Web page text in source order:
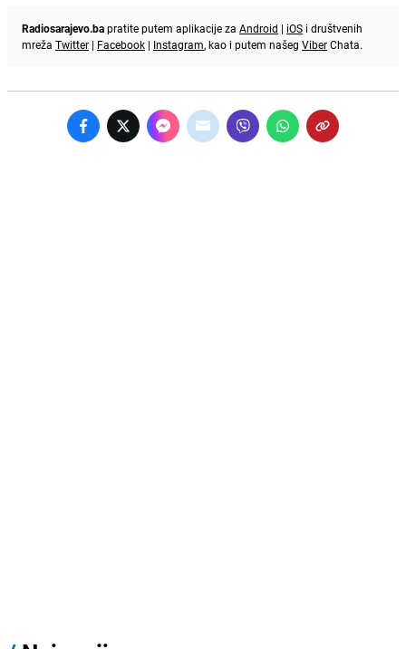
Radiosarajevo.bapratite putem aplikacije za Android | iOS i društvenih
mreža Twitter | Facebook | Instagram, kao i putem našeg ViberChata.